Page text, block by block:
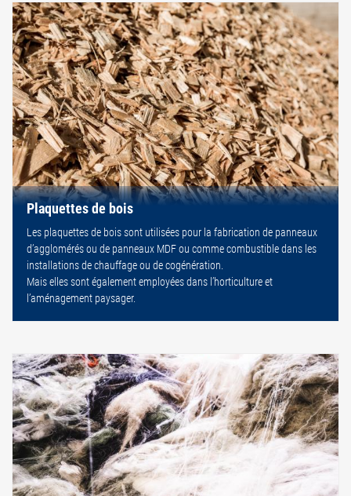
Plaquettes de bois
Les plaquettes de bois sont utilisées pour la fabrication de panneaux
d’agglomérés ou de panneaux MDF ou comme combustible dans les
installations de chauffage ou de cogénération.
Mais elles sont également employées dans l’horticulture et
l’aménagement paysager.